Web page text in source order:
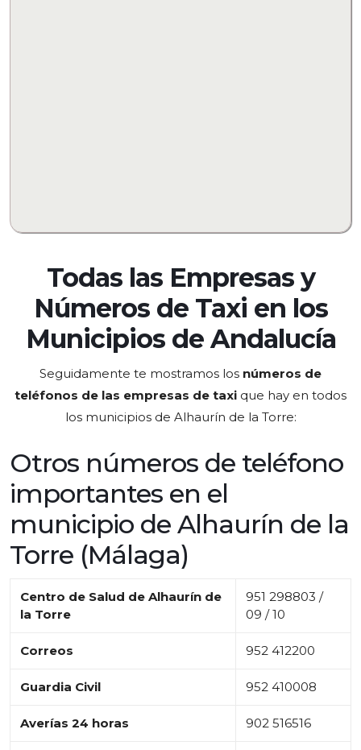
Todas las Empresas y
Números de Taxi en los
Municipios de Andalucía
Seguidamente te mostramos los números de
teléfonos de las empresas de taxi que hay en todos
los municipios de Alhaurín de la Torre:
Otros números de teléfono
importantes en el
municipio de Alhaurín de la
Torre (Málaga)
Centro de Salud de Alhaurín de
la Torre
951 298803 /
09 / 10
Correos 952 412200
Guardia Civil 952 410008
Averías 24 horas 902 516516